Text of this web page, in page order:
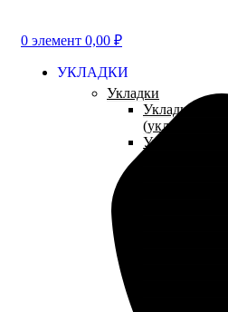
0 элемент 0,00 ₽
УКЛАДКИ
Укладки
Укладки и
(укладки
Укладки при
Укладки
Укладки
Укладки
Укладки
Аптечки
Укладки